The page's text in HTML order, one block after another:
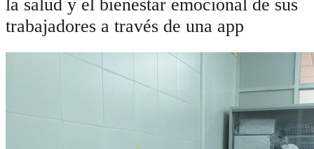
la salud y el bienestar emocional de sus
trabajadores a través de una app